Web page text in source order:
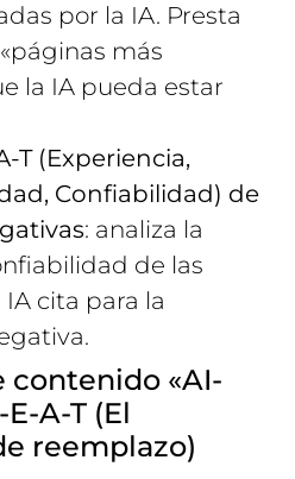
por la IA. Presta
más
la IA pueda estar
T (Experiencia,
Confiabilidad) de
: analiza la
de las
cita para la
contenido «AI-
A-T (El
reemplazo)